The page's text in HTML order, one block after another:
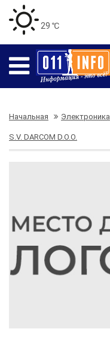
29 ℃
Начальная Электроника
S.V. DARCOM D.O.O.